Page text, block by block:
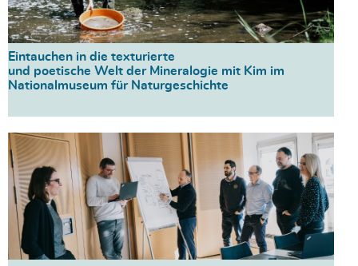
Eintauchen in die texturierte
und poetische Welt der Mineralogie mit Kim im
Nationalmuseum für Naturgeschichte